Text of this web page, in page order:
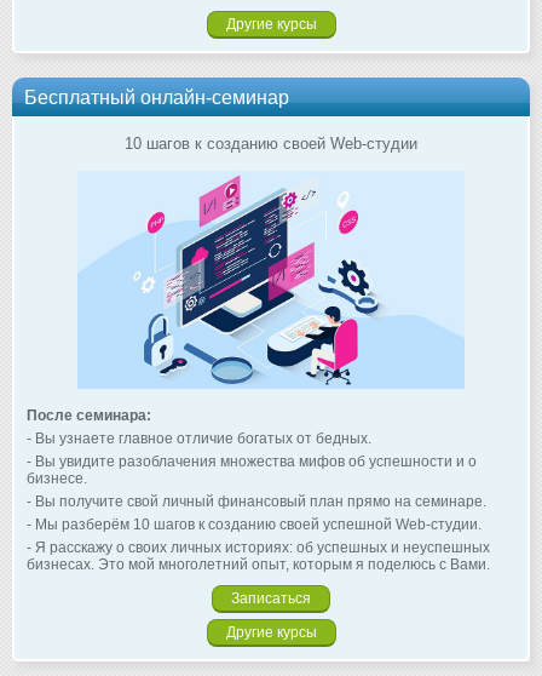
Другие курсы
Бесплатный онлайн-семинар
10 шагов к созданию своей Web-студии
После семинара:
- Вы узнаете главное отличие богатых от бедных.
- Вы увидите разоблачения множества мифов об успешности и о
бизнесе.
- Вы получите свой личный финансовый план прямо на семинаре.
- Мы разберём 10 шагов к созданию своей успешной Web-студии.
- Я расскажу о своих личных историях: об успешных и неуспешных
бизнесах. Это мой многолетний опыт, которым я поделюсь с Вами.
Записаться
Другие курсы